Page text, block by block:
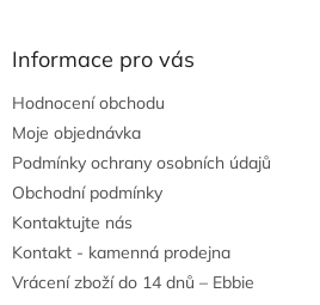
Informace pro vás
Hodnocení obchodu
Moje objednávka
Podmínky ochrany osobních údajů
Obchodní podmínky
Kontaktujte nás
Kontakt - kamenná prodejna
Vrácení zboží do 14 dnů – Ebbie